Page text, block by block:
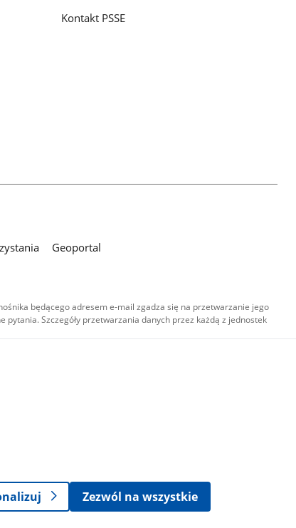
Kontakt PSSE
Geoportal
będącego adresem e-mail zgadza się na przetwarzanie jego
Szczegóły przetwarzania danych przez każdą z jednostek
Zezwól na wszystkie